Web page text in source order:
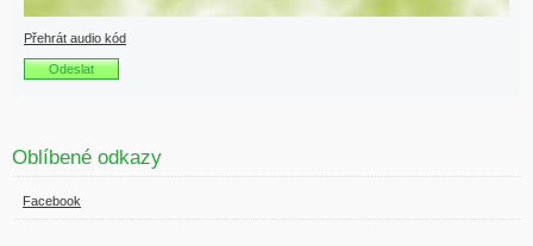
Přehrát audio kód
Oblíbené odkazy
Facebook